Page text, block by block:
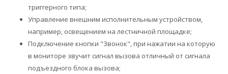
триггерного типа;
Управление внешним исполнительным устройством,
например, освещением на лестничной площадке;
Подключение кнопки "Звонок", при нажатии на которую
в мониторе звучит сигнал вызова отличный от сигнала
подъездного блока вызова;